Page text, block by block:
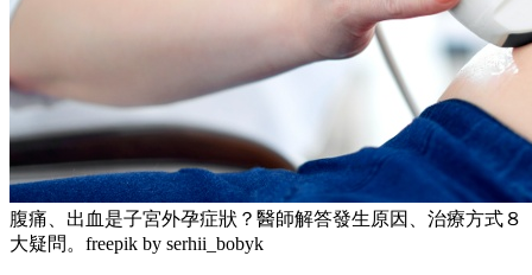
腹痛、出血是子宮外孕症狀？醫師解答發生原因、治療方式８
大疑問。freepik by serhii_bobyk